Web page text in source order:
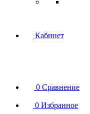
Кабинет
0 Сравнение
0 Избранное